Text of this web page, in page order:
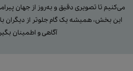
می‌کنیم تا تصویری دقیق و به‌روز از جهان
این بخش، همیشه یک گام جلوتر از دیگران
آگاهی و اطمینان